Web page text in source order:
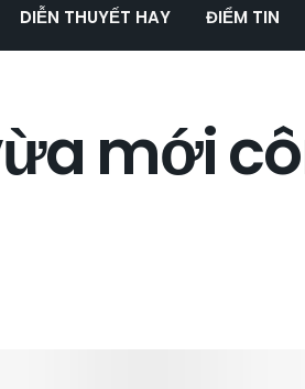
DIỄN THUYẾT HAY ĐIỂM TIN
mới